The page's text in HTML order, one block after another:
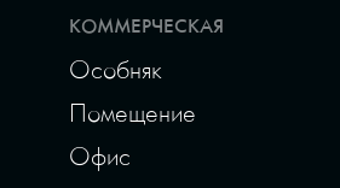
КОММЕРЧЕСКАЯ
Особняк
Помещение
Офис